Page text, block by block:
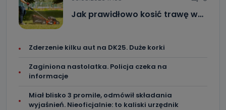
Jak prawidłowo kosić trawę w…
Zderzenie kilku aut na DK25. Duże korki
Zaginiona nastolatka. Policja czeka na
informacje
Miał blisko 3 promile, odmówił składania
wyjaśnień. Nieoficjalnie: to kaliski urzędnik